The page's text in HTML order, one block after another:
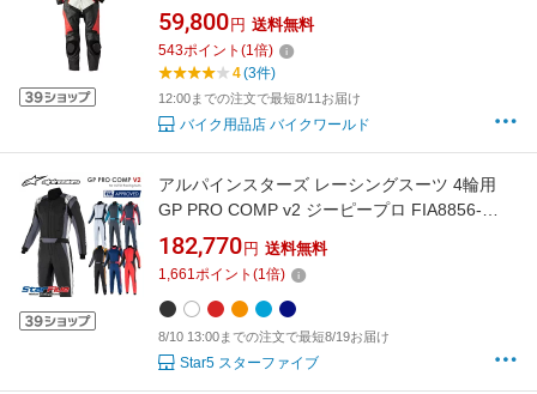
（バイク用レザースーツ/革ツナギ/ワンピー
ス）サーキット/ミニバイク）
59,800 円 送料無料
543ポイント (1倍)
4(3件)
12:00までの注文で最短8/11お届け
バイク用品店 バイクワールド
アルパインスターズ レーシングスーツ 4輪用
GP PRO COMP v2 ジーピープロ FIA8856-
2018公認 alpinestars 2026年継続モデル
182,770 円 送料無料
1,661ポイント (1倍)
8/10 13:00までの注文で最短8/19お届け
Star5 スターファイブ